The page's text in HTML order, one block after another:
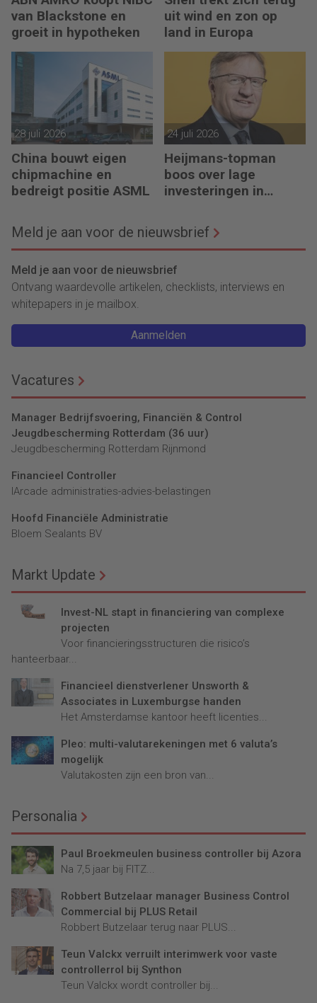
van Blackstone en
groeit in hypotheken
uit wind en zon op
land in Europa
28 juli 2026
China bouwt eigen
chipmachine en
bedreigt positie ASML
24 juli 2026
Heijmans-topman
boos over lage
investeringen in
Meld je aan voor de nieuwsbrief
Meld je aan voor de nieuwsbrief
Ontvang waardevolle artikelen, checklists, interviews en
whitepapers in je mailbox.
Aanmelden
Vacatures
Manager Bedrijfsvoering, Financiën & Control
Jeugdbescherming Rotterdam (36 uur)
Jeugdbescherming Rotterdam Rijnmond
Financieel Controller
lArcade administraties-advies-belastingen
Hoofd Financiële Administratie
Bloem Sealants BV
Markt Update
Invest-NL stapt in financiering van complexe
projecten
Voor financieringsstructuren die risico’s
hanteerbaar...
Financieel dienstverlener Unsworth &
Associates in Luxemburgse handen
Het Amsterdamse kantoor heeft licenties...
Pleo: multi-valutarekeningen met 6 valuta’s
mogelijk
Valutakosten zijn een bron van...
Personalia
Paul Broekmeulen business controller bij Azora
Na 7,5 jaar bij FITZ...
Robbert Butzelaar manager Business Control
Commercial bij PLUS Retail
Robbert Butzelaar terug naar PLUS...
Teun Valckx verruilt interimwerk voor vaste
controllerrol bij Synthon
Teun Valckx wordt controller bij...